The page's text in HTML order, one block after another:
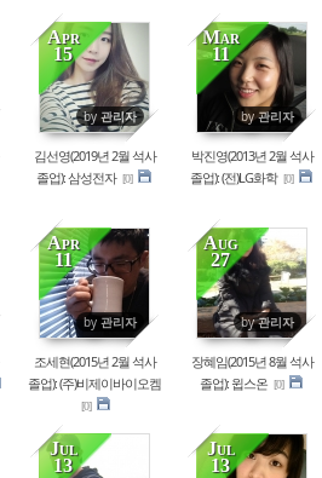
Apr
15
by 관리자
80913
김선영(2019년 2월 석사
졸업): 삼성전자 [0]
Mar
11
by관리자
80817
박진영(2013년 2월 석사
졸업): (전)LG화학 [0]
Apr
11
by 관리자
78812
조세현(2015년 2월 석사
졸업): (주)비제이바이오켐
[0]
Aug
27
by관리자
78676
장혜임(2015년 8월 석사
졸업): 윕스온 [0]
Jul
13
77838
Jul
13
76879